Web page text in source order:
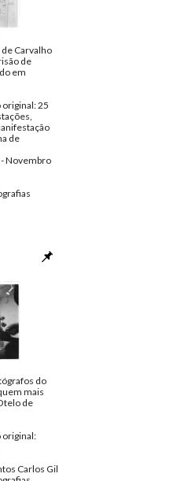
Carvalho
de
em
25
de
Novembro
do
mais
de
original:
Carlos Gil